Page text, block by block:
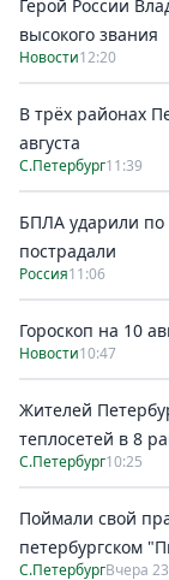
Герой России
высокого звания
Новости12:20
В трёх районах
августа
С.Петербург11:39
БПЛА ударили по
пострадали
Россия11:06
Гороскоп на 10
Новости10:47
Жителей
теплосетей в 8
С.Петербург10:25
Поймали свой
петербургском
С.ПетербургВчера